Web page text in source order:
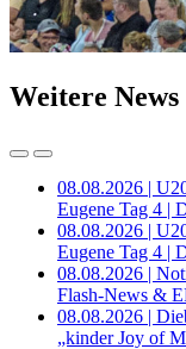
Weitere News
08.08.2026 |
Eugene Tag 4 |
08.08.2026 |
Eugene Tag 4 |
08.08.2026 |
Flash-News &
08.08.2026 |
„kinder Joy of